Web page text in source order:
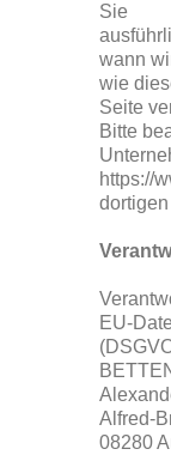
Sie
wann
wie
Seite
Bitte
https://
EU-
Alfred-
08280